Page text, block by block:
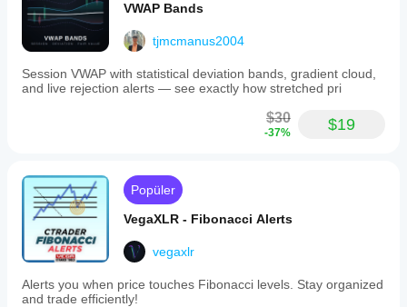
VWAP Bands
tjmcmanus2004
Session VWAP with statistical deviation bands, gradient cloud,
and live rejection alerts — see exactly how stretched pri
$30
-37% $19
Popüler
VegaXLR - Fibonacci Alerts
vegaxlr
Alerts you when price touches Fibonacci levels. Stay organized
and trade efficiently!